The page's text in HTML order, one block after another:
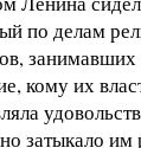
по делам
занимавших
кому их
затыкало им